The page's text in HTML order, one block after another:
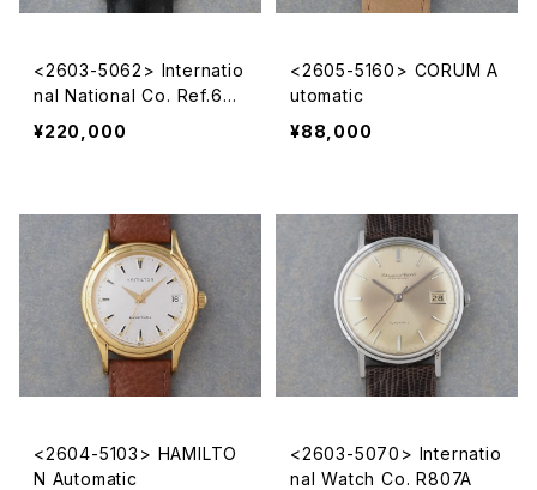
<2603-5062> Internatio
nal National Co. Ref.648
A
¥220,000
<2605-5160> CORUM A
utomatic
¥88,000
<2604-5103> HAMILTO
N Automatic
<2603-5070> Internatio
nal Watch Co. R807A